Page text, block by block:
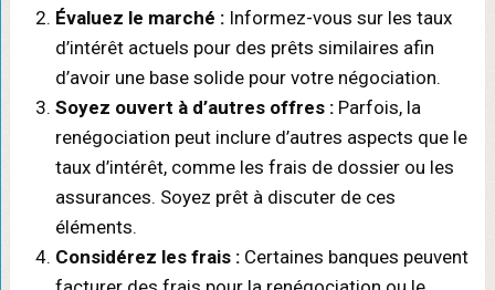
Évaluez le marché :Informez-vous sur les taux
d’intérêt actuels pour des prêts similaires afin
d’avoir une base solide pour votre négociation.
Soyez ouvert à d’autres offres :Parfois, la
renégociation peut inclure d’autres aspects que le
taux d’intérêt, comme les frais de dossier ou les
assurances. Soyez prêt à discuter de ces
éléments.
Considérez les frais :Certaines banques peuvent